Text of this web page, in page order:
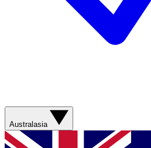
Australasia